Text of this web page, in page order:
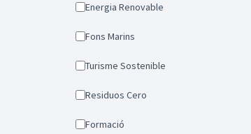
Energia Renovable
Fons Marins
Turisme Sostenible
Residuos Cero
Formació